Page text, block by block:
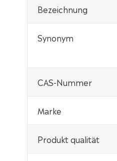
Bezeichnung
Synonym
CAS-Nummer
Marke
Produkt qualität